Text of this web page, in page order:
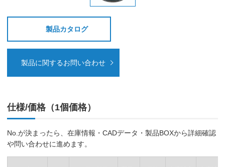
製品カタログ
製品に関するお問い合わせ
仕様/価格（1個価格）
No.が決まったら、在庫情報・CADデータ・製品BOXから詳細確認
や問い合わせに進めます。